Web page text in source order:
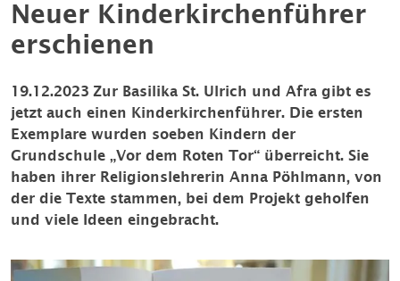
Neuer Kinderkirchenführer
erschienen
19.12.2023 Zur Basilika St. Ulrich und Afra gibt es
jetzt auch einen Kinderkirchenführer. Die ersten
Exemplare wurden soeben Kindern der
Grundschule „Vor dem Roten Tor“ überreicht. Sie
haben ihrer Religionslehrerin Anna Pöhlmann, von
der die Texte stammen, bei dem Projekt geholfen
und viele Ideen eingebracht.